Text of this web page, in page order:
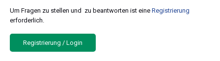
Um Fragen zu stellen und zu beantworten ist eine Registrierung
erforderlich.
Registrierung / Login